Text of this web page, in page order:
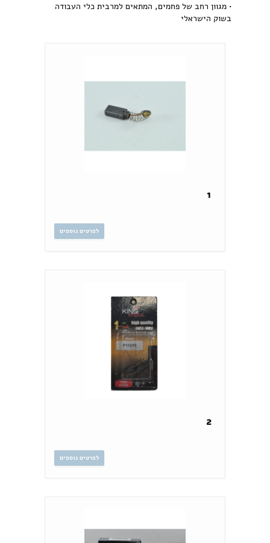
• מגוון רחב של פחמים, המתאים למרבית כלי העבודה
בשוק הישראלי
1
לפרטים נוספים
2
לפרטים נוספים